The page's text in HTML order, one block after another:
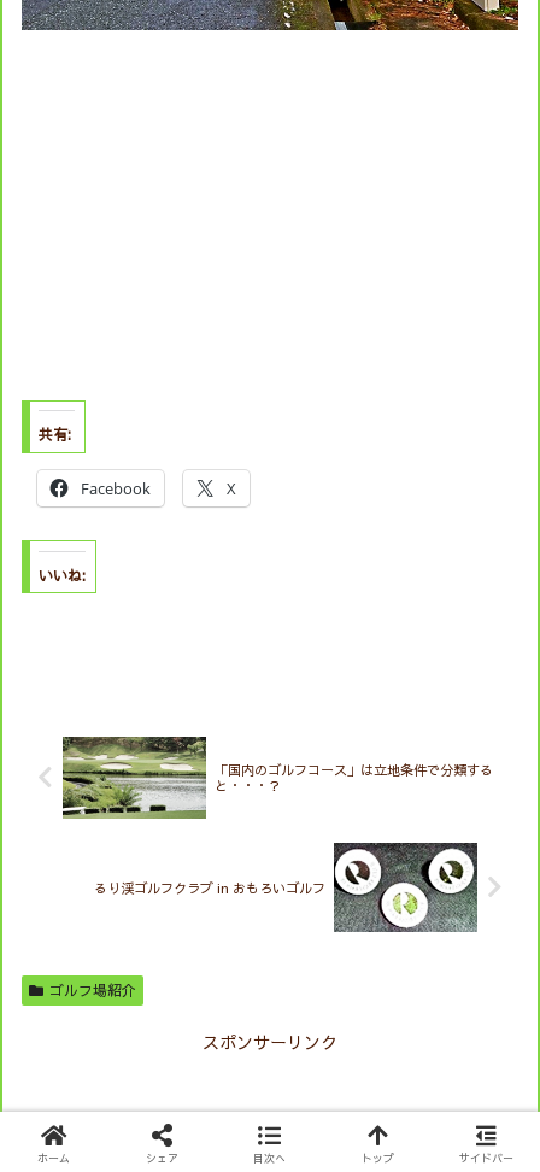
共有:
Facebook X
いいね:
「国内のゴルフコース」は立地条件で分類する
と・・・？
るり渓ゴルフクラブ in おもろいゴルフ
ゴルフ場紹介
スポンサーリンク
ホーム シェア 目次へ トップ サイドバー